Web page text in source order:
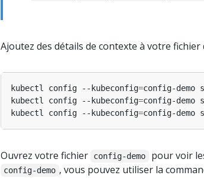
Ajoutez des détails de contexte à votre
kubectl config --kubeconfig=config-
kubectl config --kubeconfig=config-
kubectl config --kubeconfig=config-
Ouvrez votre fichier config-demo pour voir
config-demo , vous pouvez utiliser la